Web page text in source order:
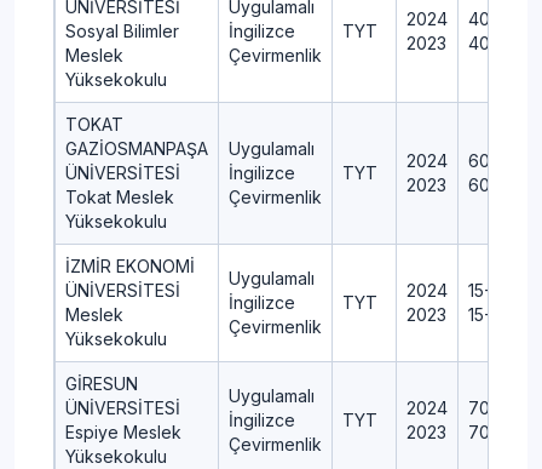
ÜNİVERSİTESİ
Sosyal Bilimler
Meslek
Yüksekokulu
Uygulamalı
İngilizce
Çevirmenlik
TYT
2024
2023
TOKAT
GAZİOSMANPAŞA
ÜNİVERSİTESİ
Tokat Meslek
Yüksekokulu
Uygulamalı
İngilizce
Çevirmenlik
TYT
2024
2023
İZMİR EKONOMİ
ÜNİVERSİTESİ
Meslek
Yüksekokulu
Uygulamalı
İngilizce
Çevirmenlik
TYT
2024
2023
GİRESUN
ÜNİVERSİTESİ
Espiye Meslek
Yüksekokulu
Uygulamalı
İngilizce
Çevirmenlik
TYT
2024
2023